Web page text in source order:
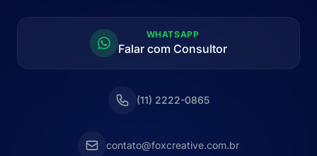
WHATSAPP
Falar com Consultor
(11) 2222-0865
contato@foxcreative.com.br